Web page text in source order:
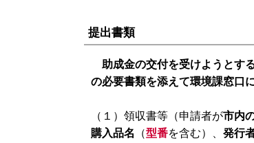
提出書類
助成金の交付を受けようとす
の必要書類を添えて環境課窓口
（１）領収書等（申請者が市内
購入品名
（型番を含む）、 発行